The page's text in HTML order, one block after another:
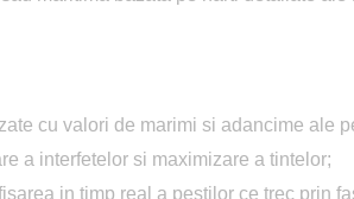
cu valori de marimi si adancime ale
a interfetelor si maximizare a tintelor;
in timp real a pestilor ce trec prin